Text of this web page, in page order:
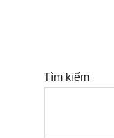
Tìm kiếm